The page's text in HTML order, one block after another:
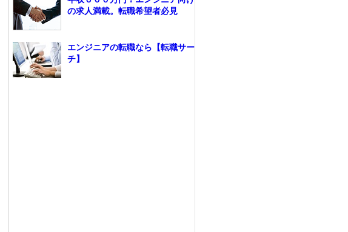
の求人満載。転職希望者必見
エンジニアの転職なら【転職サー
チ】